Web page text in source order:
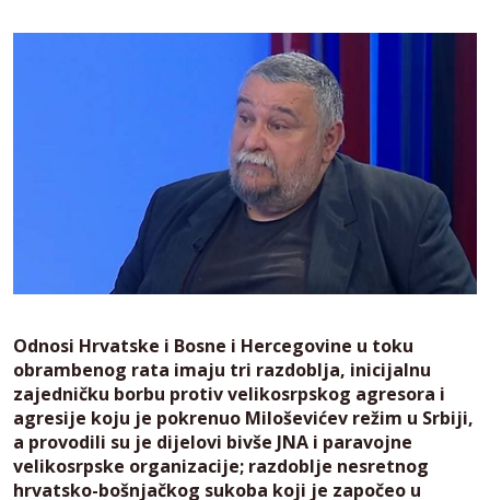
Odnosi Hrvatske i Bosne i Hercegovine u toku
obrambenog rata imaju tri razdoblja, inicijalnu
zajedničku borbu protiv velikosrpskog agresora i
agresije koju je pokrenuo Miloševićev režim u Srbiji,
a provodili su je dijelovi bivše JNA i paravojne
velikosrpske organizacije; razdoblje nesretnog
hrvatsko-bošnjačkog sukoba koji je započeo u